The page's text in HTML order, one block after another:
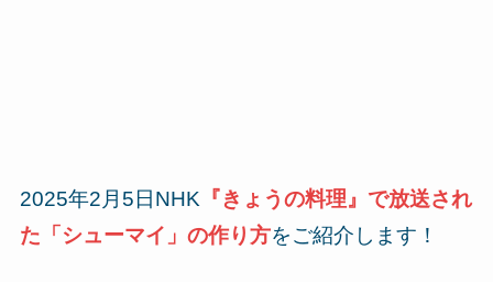
2025年2月5日NHK 『きょうの料理』で放送され
た「シューマイ」の作り方をご紹介します！